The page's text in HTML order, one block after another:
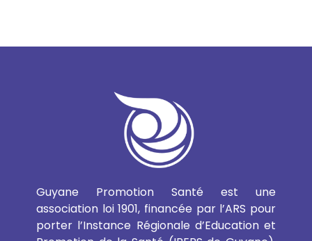
Guyane Promotion Santé est une
association loi 1901, financée par l’ARS pour
porter l’Instance Régionale d’Education et